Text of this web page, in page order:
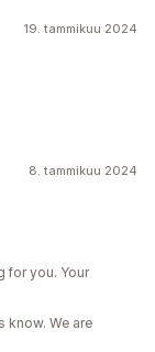
19. tammikuu 2024
8. tammikuu 2024
for you. Your
know. We are